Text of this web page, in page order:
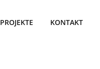
PROJEKTE KONTAKT